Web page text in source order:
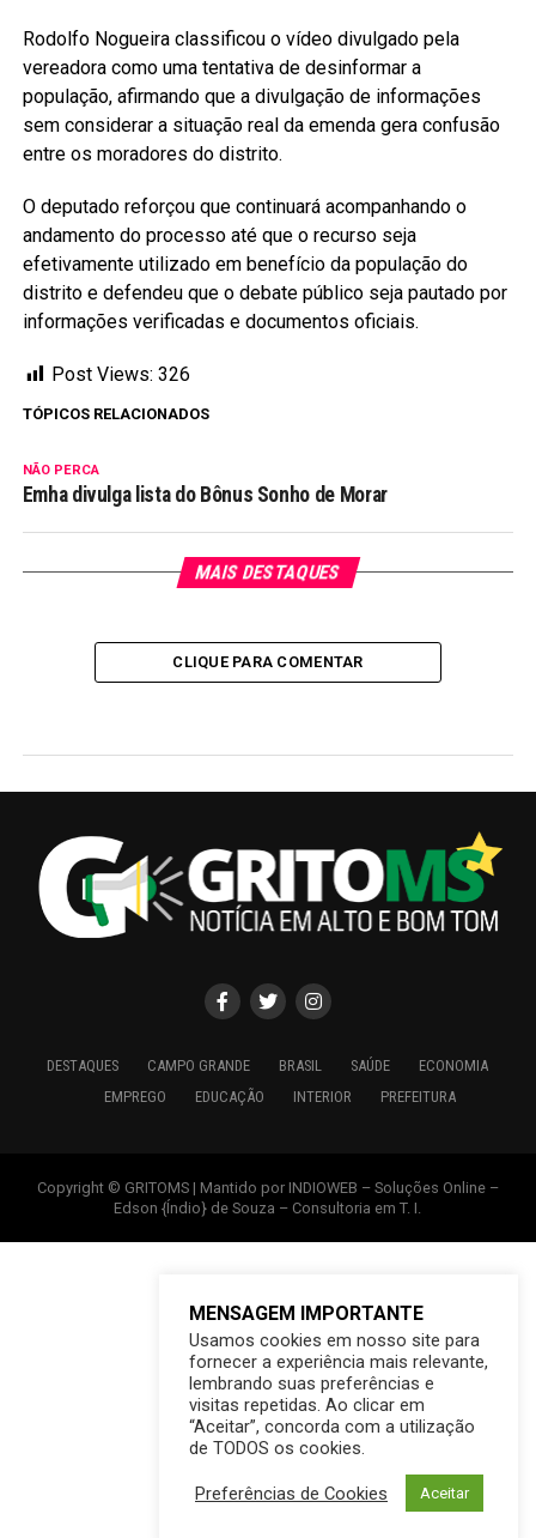
Rodolfo Nogueira classificou o vídeo divulgado pela
vereadora como uma tentativa de desinformar a
população, afirmando que a divulgação de informações
sem considerar a situação real da emenda gera confusão
entre os moradores do distrito.
O deputado reforçou que continuará acompanhando o
andamento do processo até que o recurso seja
efetivamente utilizado em benefício da população do
distrito e defendeu que o debate público seja pautado por
informações verificadas e documentos oficiais.
Post Views: 326
TÓPICOS RELACIONADOS
NÃO PERCA
Emha divulga lista do Bônus Sonho de Morar
MAIS DESTAQUES
CLIQUE PARA COMENTAR
DESTAQUES CAMPO GRANDE BRASIL SAÚDE
ECONOMIA
EMPREGO
EDUCAÇÃO INTERIOR PREFEITURA
Copyright © GRITOMS | Mantido por INDIOWEB – Soluções Online –
Edson {Índio} de Souza – Consultoria em T. I.
MENSAGEM IMPORTANTE
Usamos cookies em nosso site para
fornecer a experiência mais relevante,
lembrando suas preferências e
visitas repetidas. Ao clicar em
“Aceitar”, concorda com a utilização
de TODOS os cookies.
Preferências de Cookies Aceitar